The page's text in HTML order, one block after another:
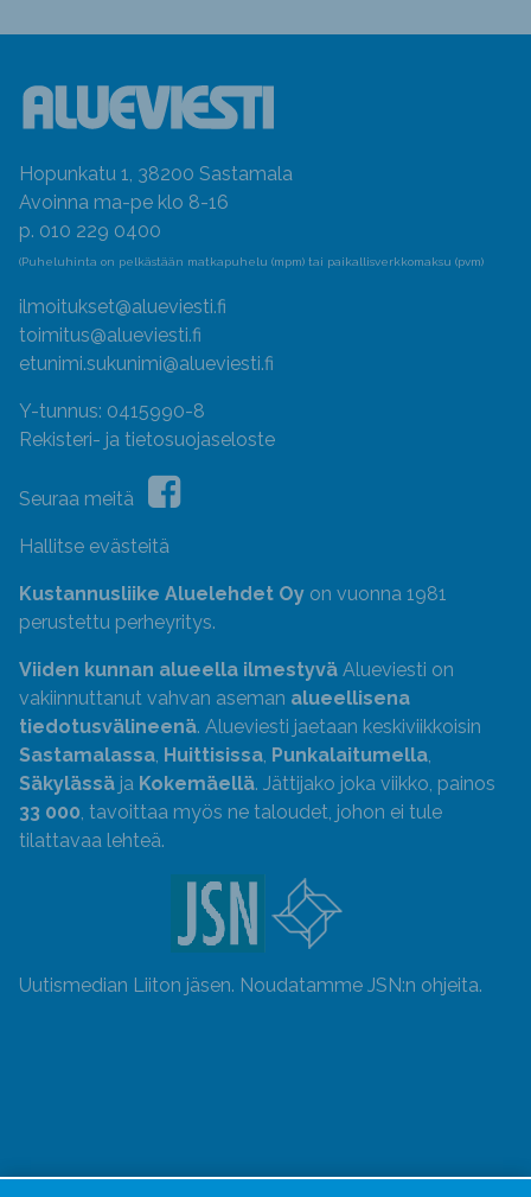
Hopunkatu 1, 38200 Sastamala
Avoinna ma-pe klo 8-16
p. 010 229 0400
(Puheluhinta on pelkästään matkapuhelu (mpm) tai paikallisverkkomaksu (pvm)
ilmoitukset@alueviesti.fi
toimitus@alueviesti.fi
etunimi.sukunimi@alueviesti.fi
Y-tunnus: 0415990-8
Rekisteri- ja tietosuojaseloste
Seuraa meitä
Hallitse evästeitä
Kustannusliike Aluelehdet Oy on vuonna 1981
perustettu perheyritys.
Viiden kunnan alueella ilmestyvä Alueviesti on
vakiinnuttanut vahvan aseman alueellisena
tiedotusvälineenä. Alueviesti jaetaan keskiviikkoisin
Sastamalassa, Huittisissa, Punkalaitumella,
Säkylässä ja Kokemäellä. Jättijako joka viikko, painos
33 000, tavoittaa myös ne taloudet, johon ei tule
tilattavaa lehteä.
Uutismedian Liiton jäsen. Noudatamme JSN:n ohjeita.